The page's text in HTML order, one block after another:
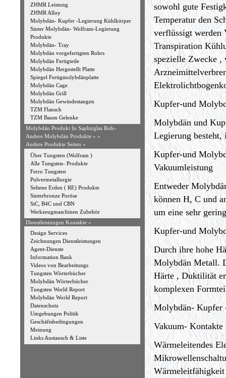
ZHMR Leistung
ZHMR Alloy
Molybdän- Kupfer -Legierung Kühlkörper
Sinter Molybdän- Wolfram-Legierung
Produkte
Molybdän- Tray
Molybdän vorgefertigten Rohrs
Molybdän Fertigteile
Molybdän Hergestellt Platte
Spiegel Fertigmolybdänplatte
Molybdän Cage
Molybdän Grill
Molybdän Gewindestangen
TZM Flansch
TZM Baum Gelenke
Molybdän Produkt In Saphirglas Roh»
Andere Molybdän Produkte » »
Andere Produkte Seiten »
Über Tungsten (Wolfram )
Alle Tungsten- Produkte
Ferro Tungsten
Pulvermetallurgie
Seltene Erden ( RE) Produkte
Sinterbronze Poröse
SiC, B4C und CBN
Werkzeugmaschinen Zubehör
Dienstleistungen Kontakte »
Design Services
Zeichnungen Dienstleistungen
Agent-Dienste
Information Bank
Videos von Bearbeitungs
Tungsten Wörterbücher
Molybdän Wörterbücher
Tungsten World Report
Molybdän World Report
Datenschutz
Umgebungen Politik
Geschäftsbedingungen
Meinung
Links Austausch & Liste
sowohl gute
Temperatur den
verflüssigt werden
Transpiration
spezielle Zwecke ,
Kupfer-und
Molybdän und
Legierung besteht,
Kupfer-und
Vakuumleistung
Entweder
können H, C und
um eine sehr
Kupfer-und
Durch ihre hohe
Molybdän Metall.
Härte , Duktilität
komplexen
Molybdän- Kupfer
Vakuum-
Wärmeleitendes
Wärmeleitfähigkeit